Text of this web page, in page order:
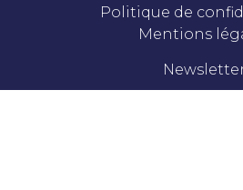
Politique de
Mentions